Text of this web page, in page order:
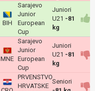
BIH
Sarajevo
Junior
European
Cup
Juniori
U21 -81
kg
MNE
Sarajevo
Junior
European
Cup
Juniori
U21 -81
kg
PRVENSTVO
HRVATSKE
Seniori